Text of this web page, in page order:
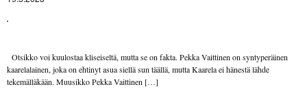
Otsikko voi kuulostaa kliseiseltä, mutta se on fakta. Pekka Vaittinen on syntyperäinen
kaarelalainen, joka on ehtinyt asua siellä sun täällä, mutta Kaarela ei hänestä lähde
tekemälläkään. Muusikko Pekka Vaittinen […]